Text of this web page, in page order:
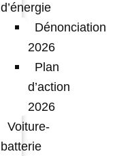
d’énergie
Dénonciation
2026
Plan
d’action
2026
Voiture-
batterie